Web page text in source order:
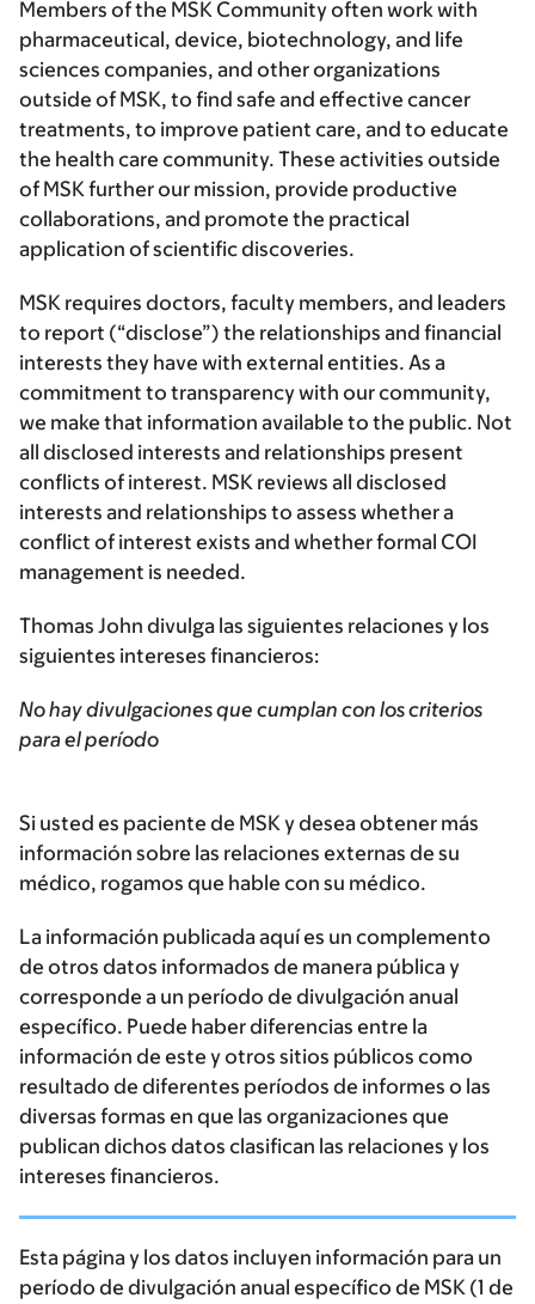
Members of the MSK Community often work with
pharmaceutical, device, biotechnology, and life
sciences companies, and other organizations
outside of MSK, to find safe and effective cancer
treatments, to improve patient care, and to educate
the health care community. These activities outside
of MSK further our mission, provide productive
collaborations, and promote the practical
application of scientific discoveries.
MSK requires doctors, faculty members, and leaders
to report (“disclose”) the relationships and financial
interests they have with external entities. As a
commitment to transparency with our community,
we make that information available to the public. Not
all disclosed interests and relationships present
conflicts of interest. MSK reviews all disclosed
interests and relationships to assess whether a
conflict of interest exists and whether formal COI
management is needed.
Thomas John divulga las siguientes relaciones y los
siguientes intereses financieros:
No hay divulgaciones que cumplan con los criterios
para el período
Si usted es paciente de MSK y desea obtener más
información sobre las relaciones externas de su
médico, rogamos que hable con su médico.
La información publicada aquí es un complemento
de otros datos informados de manera pública y
corresponde a un período de divulgación anual
específico. Puede haber diferencias entre la
información de este y otros sitios públicos como
resultado de diferentes períodos de informes o las
diversas formas en que las organizaciones que
publican dichos datos clasifican las relaciones y los
intereses financieros.
Esta página y los datos incluyen información para un
período de divulgación anual específico de MSK (1 de